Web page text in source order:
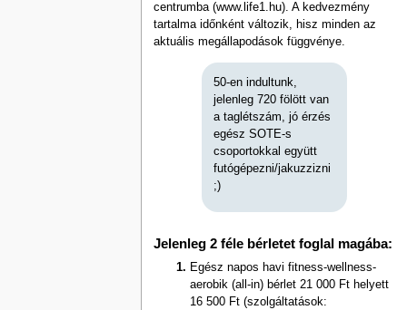
centrumba (www.life1.hu). A kedvezmény
tartalma időnként változik, hisz minden az
aktuális megállapodások függvénye.
50-en indultunk,
jelenleg 720 fölött van
a taglétszám, jó érzés
egész SOTE-s
csoportokkal együtt
futógépezni/jakuzzizni
;)
Jelenleg 2 féle bérletet foglal magába:
Egész napos havi fitness-wellness-
aerobik (all-in) bérlet 21 000 Ft helyett
16 500 Ft (szolgáltatások: